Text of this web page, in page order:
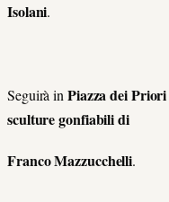
Isolani.
Seguirà in Piazza dei Priori
sculture gonfiabili di
Franco Mazzucchelli.